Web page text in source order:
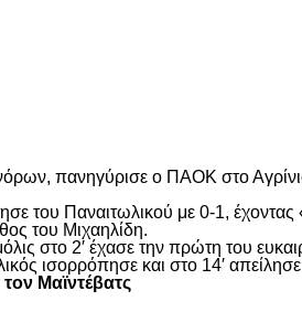
πανηγύρισε ο ΠΑΟΚ στο
του Παναιτωλικού με 0-1,
του Μιχαηλίδη.
στο 2′ έχασε την πρώτη του
ισορρόπησε και στο 14′
Μαϊντέβατς